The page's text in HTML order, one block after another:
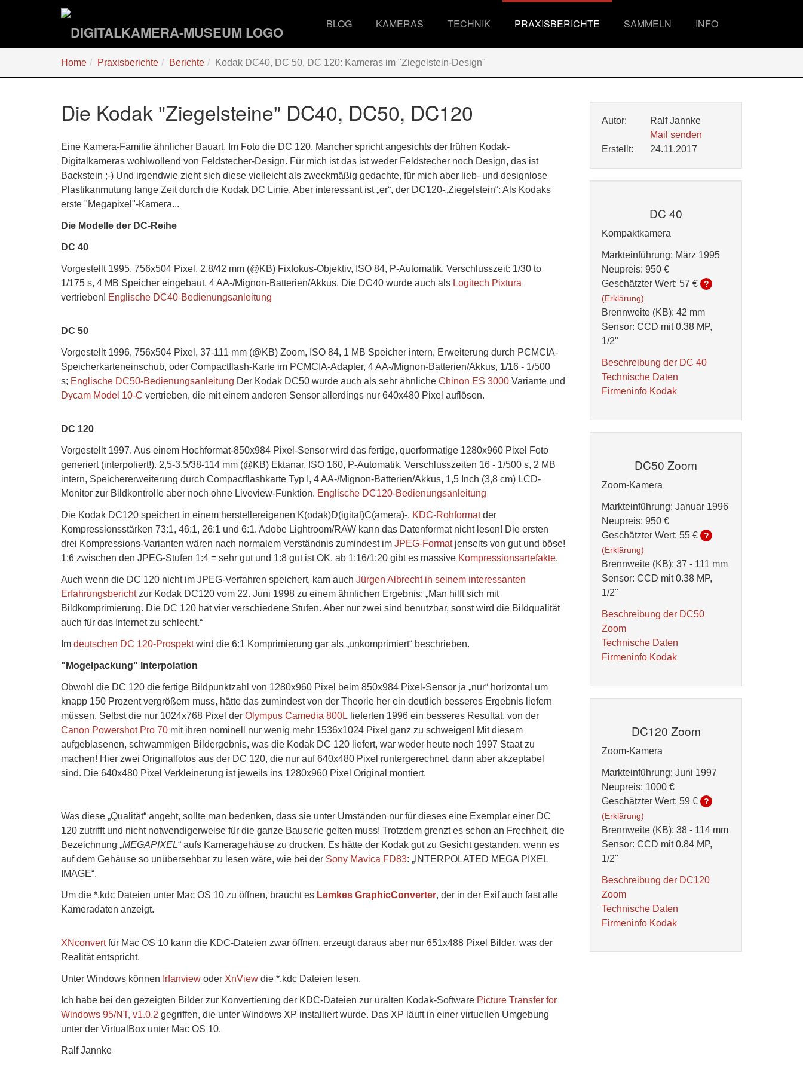
BLOG KAMERAS TECHNIK PRAXISBERICHTE SAMMELN INFO
sind
Home Praxisberichte Berichte Kodak DC40, DC 50, DC 120: Kameras im "Ziegelstein-Design"
Die Kodak "Ziegelsteine" DC40, DC50, DC120
Eine Kamera-Familie ähnlicher Bauart. Im Foto die DC 120. Mancher spricht angesichts der frühen Kodak-
Digitalkameras wohlwollend von Feldstecher-Design. Für mich ist das ist weder Feldstecher noch Design, das ist
Backstein ;-) Und irgendwie zieht sich diese vielleicht als zweckmäßig gedachte, für mich aber lieb- und designlose
Plastikanmutung lange Zeit durch die Kodak DC Linie. Aber interessant ist „er“, der DC120-„Ziegelstein“: Als Kodaks
erste "Megapixel"-Kamera...
Die Modelle der DC-Reihe
DC 40
Vorgestellt 1995, 756x504 Pixel, 2,8/42 mm (@KB) Fixfokus-Objektiv, ISO 84, P-Automatik, Verschlusszeit: 1/30 to
1/175 s, 4 MB Speicher eingebaut, 4 AA-/Mignon-Batterien/Akkus. Die DC40 wurde auch als Logitech Pixtura
vertrieben! Englische DC40-Bedienungsanleitung
DC 50
Vorgestellt 1996, 756x504 Pixel, 37-111 mm (@KB) Zoom, ISO 84, 1 MB Speicher intern, Erweiterung durch PCMCIA-
Speicherkarteneinschub, oder Compactflash-Karte im PCMCIA-Adapter, 4 AA-/Mignon-Batterien/Akkus, 1/16 - 1/500
s; Englische DC50-Bedienungsanleitung Der Kodak DC50 wurde auch als sehr ähnliche Chinon ES 3000 Variante und
Dycam Model 10-C vertrieben, die mit einem anderen Sensor allerdings nur 640x480 Pixel auflösen.
DC 120
Vorgestellt 1997. Aus einem Hochformat-850x984 Pixel-Sensor wird das fertige, querformatige 1280x960 Pixel Foto
generiert (interpoliert!). 2,5-3,5/38-114 mm (@KB) Ektanar, ISO 160, P-Automatik, Verschlusszeiten 16 - 1/500 s, 2 MB
intern, Speichererweiterung durch Compactflashkarte Typ I, 4 AA-/Mignon-Batterien/Akkus, 1,5 Inch (3,8 cm) LCD-
Monitor zur Bildkontrolle aber noch ohne Liveview-Funktion. Englische DC120-Bedienungsanleitung
Die Kodak DC120 speichert in einem herstellereigenen K(odak)D(igital)C(amera)-, KDC-Rohformatder
Kompressionsstärken 73:1, 46:1, 26:1 und 6:1. Adobe Lightroom/RAW kann das Datenformat nicht lesen! Die ersten
drei Kompressions-Varianten wären nach normalem Verständnis zumindest im JPEG-Formatjenseits von gut und böse!
1:6 zwischen den JPEG-Stufen 1:4 = sehr gut und 1:8 gut ist OK, ab 1:16/1:20 gibt es massive Kompressionsartefakte.
Auch wenn die DC 120 nicht im JPEG-Verfahren speichert, kam auch Jürgen Albrecht in seinem interessanten
Erfahrungsberichtzur Kodak DC120 vom 22. Juni 1998 zu einem ähnlichen Ergebnis: „Man hilft sich mit
Bildkomprimierung. Die DC 120 hat vier verschiedene Stufen. Aber nur zwei sind benutzbar, sonst wird die Bildqualität
auch für das Internet zu schlecht.“
Im deutschen DC 120-Prospektwird die 6:1 Komprimierung gar als „unkomprimiert“ beschrieben.
"Mogelpackung" Interpolation
Obwohl die DC 120 die fertige Bildpunktzahl von 1280x960 Pixel beim 850x984 Pixel-Sensor ja „nur“ horizontal um
knapp 150 Prozent vergrößern muss, hätte das zumindest von der Theorie her ein deutlich besseres Ergebnis liefern
müssen. Selbst die nur 1024x768 Pixel der Olympus Camedia 800L lieferten 1996 ein besseres Resultat, von der
Canon Powershot Pro 70 mit ihren nominell nur wenig mehr 1536x1024 Pixel ganz zu schweigen! Mit diesem
aufgeblasenen, schwammigen Bildergebnis, was die Kodak DC 120 liefert, war weder heute noch 1997 Staat zu
machen! Hier zwei Originalfotos aus der DC 120, die nur auf 640x480 Pixel runtergerechnet, dann aber akzeptabel
sind. Die 640x480 Pixel Verkleinerung ist jeweils ins 1280x960 Pixel Original montiert.
Was diese „Qualität“ angeht, sollte man bedenken, dass sie unter Umständen nur für dieses eine Exemplar einer DC
120 zutrifft und nicht notwendigerweise für die ganze Bauserie gelten muss! Trotzdem grenzt es schon an Frechheit, die
Bezeichnung „MEGAPIXEL“ aufs Kameragehäuse zu drucken. Es hätte der Kodak gut zu Gesicht gestanden, wenn es
auf dem Gehäuse so unübersehbar zu lesen wäre, wie bei der Sony Mavica FD83: „INTERPOLATED MEGA PIXEL
IMAGE“.
Um die *.kdc Dateien unter Mac OS 10 zu öffnen, braucht es Lemkes GraphicConverter, der in der Exif auch fast alle
Kameradaten anzeigt.
XNconvertfür Mac OS 10 kann die KDC-Dateien zwar öffnen, erzeugt daraus aber nur 651x488 Pixel Bilder, was der
Realität entspricht.
Unter Windows können Irfanview oder XnView die *.kdc Dateien lesen.
Ich habe bei den gezeigten Bilder zur Konvertierung der KDC-Dateien zur uralten Kodak-Software Picture Transfer for
Windows 95/NT, v1.0.2 gegriffen, die unter Windows XP installiert wurde. Das XP läuft in einer virtuellen Umgebung
unter der VirtualBox unter Mac OS 10.
Ralf Jannke
Autor:
Ralf Jannke
Mail senden
Erstellt:
24.11.2017
DC 40
Kompaktkamera
Markteinführung: März 1995
Neupreis: 950 €
Geschätzter Wert: 57 €
?
(Erklärung)
Brennweite (KB): 42 mm
Sensor: CCD mit 0.38 MP,
1/2"
Beschreibung der DC 40
Technische Daten
Firmeninfo Kodak
DC50 Zoom
Zoom-Kamera
Markteinführung: Januar 1996
Neupreis: 950 €
Geschätzter Wert: 55 €
?
(Erklärung)
Brennweite (KB): 37 - 111 mm
Sensor: CCD mit 0.38 MP,
1/2"
Beschreibung der DC50
Zoom
Technische Daten
Firmeninfo Kodak
DC120 Zoom
Zoom-Kamera
Markteinführung: Juni 1997
Neupreis: 1000 €
Geschätzter Wert: 59 €
?
(Erklärung)
Brennweite (KB): 38 - 114 mm
Sensor: CCD mit 0.84 MP,
1/2"
Beschreibung der DC120
Zoom
Technische Daten
Firmeninfo Kodak